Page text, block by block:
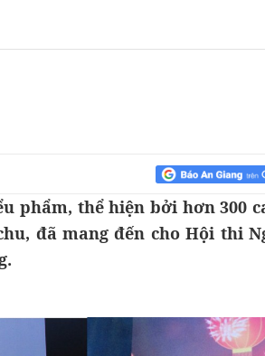
phẩm, thể hiện bởi hơn 300
đã mang đến cho Hội thi